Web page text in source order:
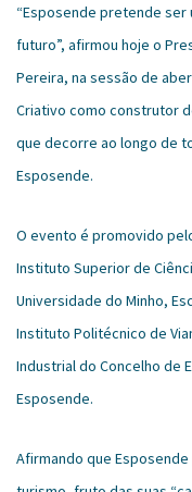
“Esposende pretende ser
futuro”, afirmou hoje o
Pereira, na sessão de
Criativo como construtor
que decorre ao longo de
Esposende.
O evento é promovido
Instituto Superior de
Universidade do Minho,
Instituto Politécnico de
Industrial do Concelho de
Esposende.
Afirmando que